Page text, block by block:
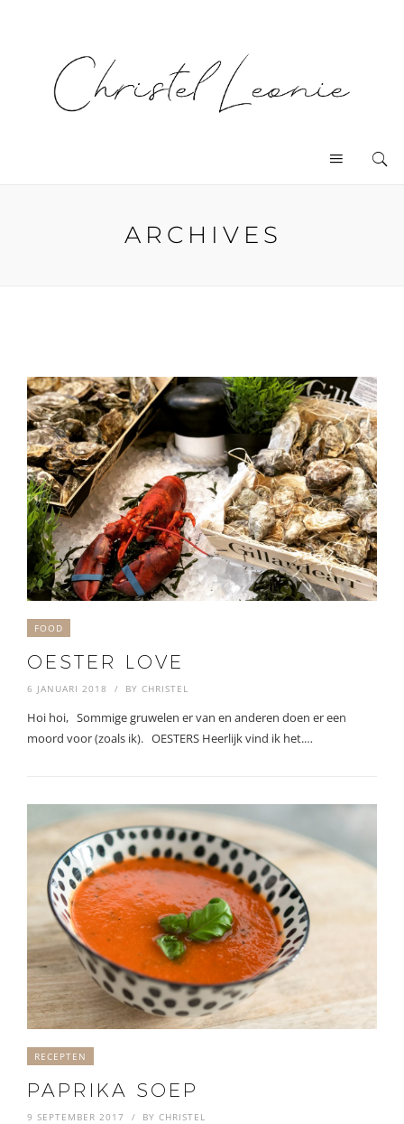
ARCHIVES
FOOD
OESTER LOVE
6 JANUARI 2018 BY CHRISTEL
Hoi hoi, Sommige gruwelen er van en anderen doen er een
moord voor (zoals ik). OESTERS Heerlijk vind ik het.…
RECEPTEN
PAPRIKA SOEP
9 SEPTEMBER 2017 BY CHRISTEL